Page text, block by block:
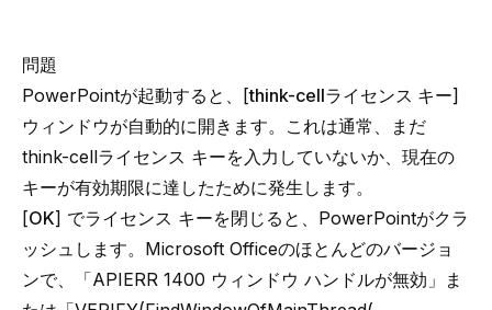
問題
PowerPointが起動すると、[think-cellライセンス キー]
ウィンドウが自動的に開きます。これは通常、まだ
think-cellライセンス キーを入力していないか、現在の
キーが有効期限に達したために発生します。
[OK] でライセンス キーを閉じると、PowerPointがクラ
ッシュします。Microsoft Officeのほとんどのバージョ
ンで、「APIERR 1400 ウィンドウ ハンドルが無効」ま